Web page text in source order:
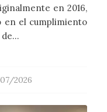
en 2016,
en el cumplimiento
de…
2026